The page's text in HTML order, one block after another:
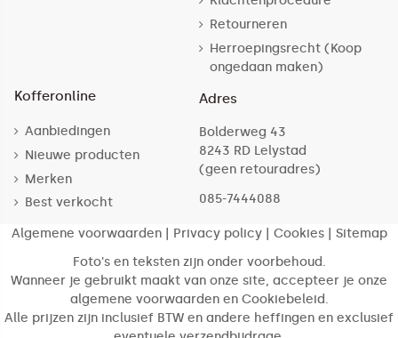
Retourneren
Herroepingsrecht (Koop
ongedaan maken)
Kofferonline
Aanbiedingen
Nieuwe producten
Merken
Best verkocht
Adres
Bolderweg 43
8243 RD Lelystad
(geen retouradres)
085-7444088
Algemene voorwaarden| Privacy policy| Cookies| Sitemap
Foto's en teksten zijn onder voorbehoud.
Wanneer je gebruikt maakt van onze site, accepteer je onze
algemene voorwaarden en Cookiebeleid.
Alle prijzen zijn inclusief BTW en andere heffingen en exclusief